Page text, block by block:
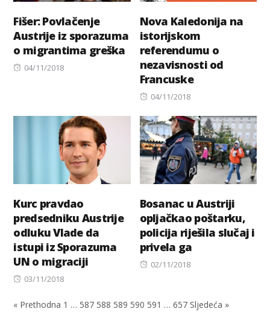
Fišer: Povlačenje
Austrije iz sporazuma
o migrantima greška
Posted
04/11/2018
Nova Kaledonija na
istorijskom
referendumu o
nezavisnosti od
Francuske
Posted
04/11/2018
Kurc pravdao
predsedniku Austrije
odluku Vlade da
istupi iz Sporazuma
UN o migraciji
Posted
03/11/2018
Bosanac u Austriji
opljačkao poštarku,
policija riješila slučaj i
privela ga
Posted
02/11/2018
« Prethodna 1 … 587 588 589 590 591 … 657 Sljedeća »